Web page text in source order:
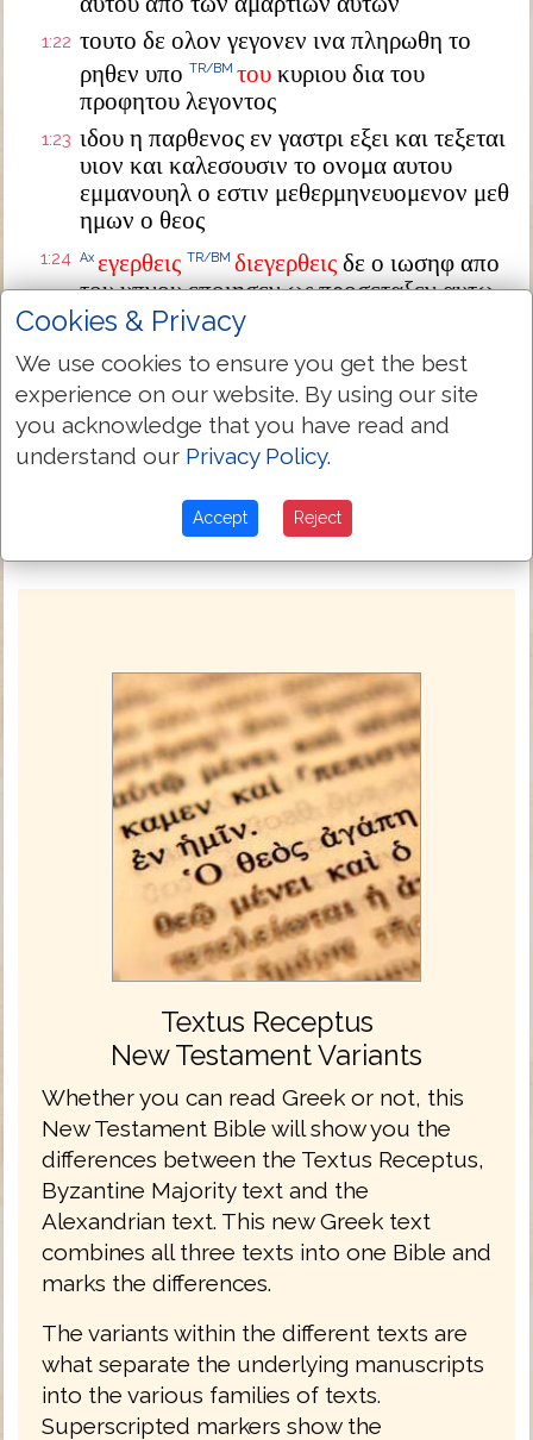
1:22 τουτο δε ολον γεγονεν ινα πληρωθη το
ρηθεν υπο TR/BM του κυριου δια του
προφητου λεγοντος
1:23 ιδου η παρθενος εν γαστρι εξει και τεξεται
υιον και καλεσουσιν το ονομα αυτου
εμμανουηλ ο εστιν μεθερμηνευομενον μεθ
ημων ο θεος
1:24 Ax εγερθεις TR/BM διεγερθεις δε ο ιωσηφ απο
του υπνου εποιησεν ως προσεταξεν αυτω
ο αγγελος κυριου και παρελαβεν την
και ουκ εγινωσκεν αυτην εως ου ετεκεν
τονυιον αυτης τον
πρωτοτοκον και εκαλεσεν το ονομα αυτου
ιησουν
Next Chapter »
Textus Receptus
New Testament Variants
Whether you can read Greek or not, this
New Testament Bible will show you the
differences between the Textus Receptus,
Byzantine Majority text and the
Alexandrian text. This new Greek text
combines all three texts into one Bible and
marks the differences.
The variants within the different texts are
what separate the underlying manuscripts
into the various families of texts.
Superscripted markers show the
Cookies & Privacy
We use cookies to ensure you get the best
experience on our website. By using our site
you acknowledge that you have read and
understand our Privacy Policy.
Accept Reject